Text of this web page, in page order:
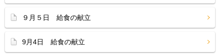
９月５日 給食の献立
9月4日 給食の献立